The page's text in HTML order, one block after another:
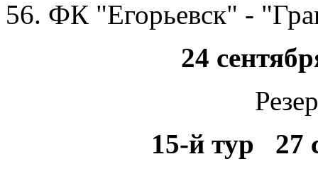
56. ФК "Егорьевск" -
24
15-й тур 27